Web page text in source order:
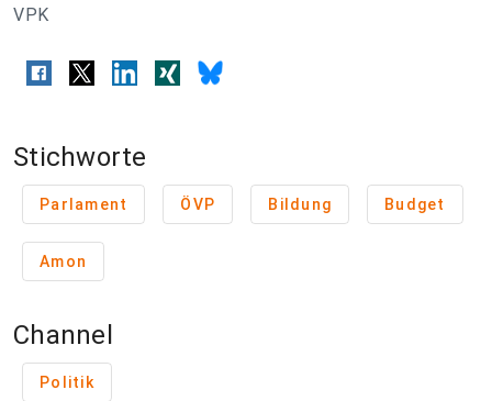
VPK
Stichworte
Parlament ÖVP Bildung Budget
Amon
Channel
Politik